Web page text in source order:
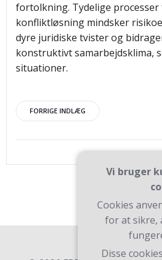
fortolkning. Tydelige
konfliktløsning mindsker
dyre juridiske tvister og
konstruktivt samarbejdsklima,
situationer.
FORRIGE INDLÆG
Vi bruger
Cookies
for at sikre,
Disse